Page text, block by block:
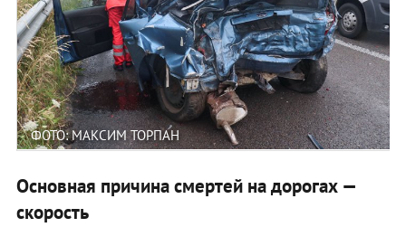
ФОТО: МАКСИМ ТОРПАН
Основная причина смертей на дорогах —
скорость